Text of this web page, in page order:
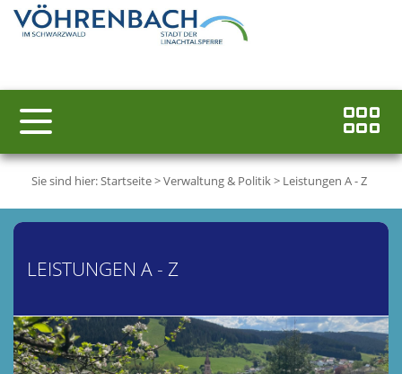
Sie sind hier:Startseite>Verwaltung & Politik> Leistungen A - Z
LEISTUNGEN A - Z